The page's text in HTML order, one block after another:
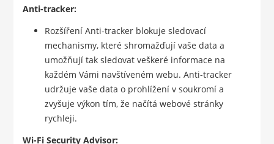
Anti-tracker:
Rozšíření Anti-tracker blokuje sledovací
mechanismy, které shromažďují vaše data a
umožňují tak sledovat veškeré informace na
každém Vámi navštíveném webu. Anti-tracker
udržuje vaše data o prohlížení v soukromí a
zvyšuje výkon tím, že načítá webové stránky
rychleji.
Wi-Fi Security Advisor: